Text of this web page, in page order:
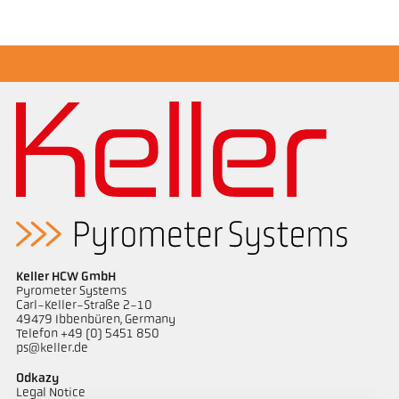
Žádostzpráva Semiconductor industry
Keller HCW GmbH
Pyrometer Systems
Carl-Keller-Straße 2-10
49479 Ibbenbüren, Germany
Telefon +49 (0) 5451 850
ps@keller.de
Odkazy
Legal Notice